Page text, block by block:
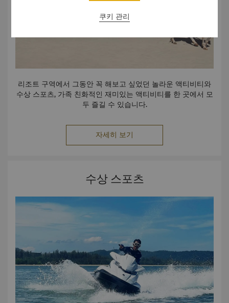
리조트 구역에서 그동안 꼭 해보고 싶었던 놀라운 액티비티와
수상 스포츠, 가족 친화적인 재미있는 액티비티를 한 곳에서 모
두 즐길 수 있습니다.
자세히 보기
수상 스포츠
쿠키 관리